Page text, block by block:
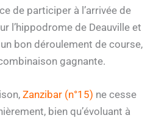
de participer à l’arrivée de
l’hippodrome de Deauville et
bon déroulement de course,
gagnante.
Zanzibar (n°15) ne cesse
bien qu’évoluant à